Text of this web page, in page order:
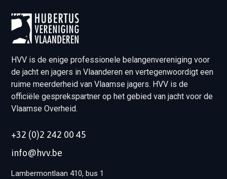
HVV is de enige professionele belangenvereniging voor
de jacht en jagers in Vlaanderen en vertegenwoordigt een
ruime meerderheid van Vlaamse jagers. HVV is de
officiële gesprekspartner op het gebied van jacht voor de
Vlaamse Overheid.
+32 (0)2 242 00 45
info@hvv.be
Lambermontlaan 410, bus 1